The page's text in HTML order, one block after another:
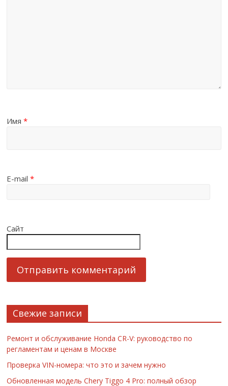
Имя*
E-mail*
Сайт
Свежие записи
Ремонт и обслуживание Honda CR-V: руководство по
регламентам и ценам в Москве
Проверка VIN-номера: что это и зачем нужно
Обновленная модель Chery Tiggo 4 Pro: полный обзор